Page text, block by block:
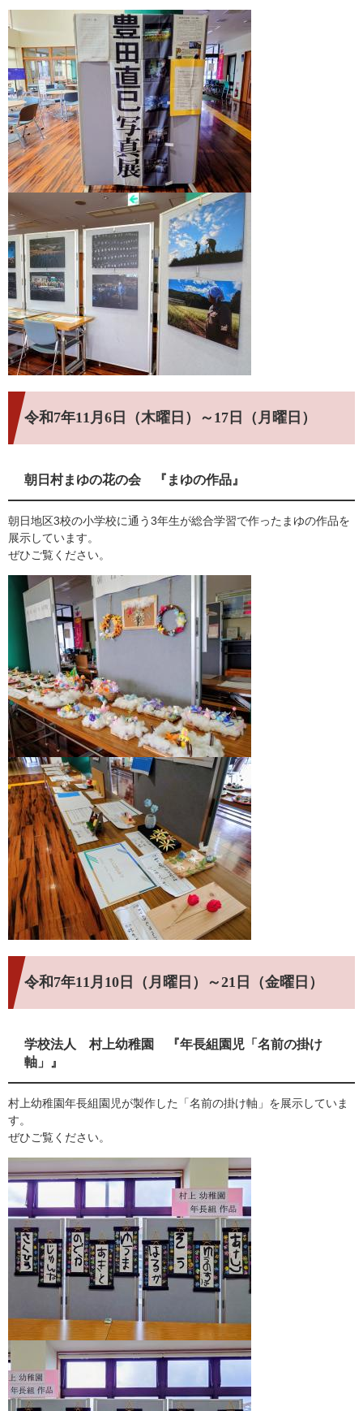
令和7年11月6日（木曜日）～17日（月曜日）
朝日村まゆの花の会 『まゆの作品』
朝日地区3校の小学校に通う3年生が総合学習で作ったまゆの作品を
展示しています。
ぜひご覧ください。
令和7年11月10日（月曜日）～21日（金曜日）
学校法人 村上幼稚園 『年長組園児「名前の掛け
軸」』
村上幼稚園年長組園児が製作した「名前の掛け軸」を展示していま
す。
ぜひご覧ください。